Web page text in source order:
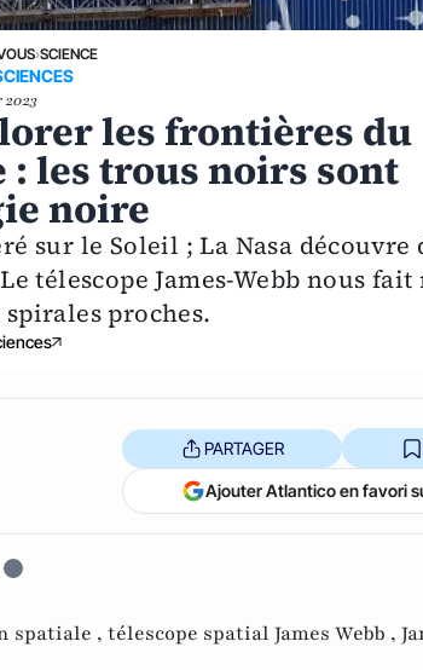
›SCIENCE
les frontières du
: les trous noirs sont
noire
sur le Soleil ; La Nasa découvre
télescope James-Webb nous
proches.
PARTAGER
Ajouter Atlantico en favori
spatiale , télescope spatial James Webb ,